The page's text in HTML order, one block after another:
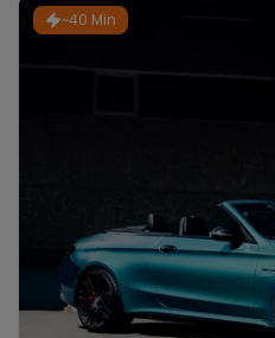
Tesla
~40 Min